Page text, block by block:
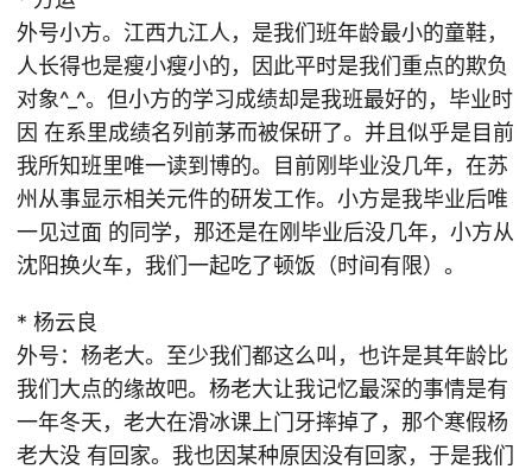
外号小方。江西九江人，是我们班年龄最小的童鞋，
人长得也是瘦小瘦小的，因此平时是我们重点的欺负
对象^_^。但小方的学习成绩却是我班最好的，毕业时
因 在系里成绩名列前茅而被保研了。并且似乎是目前
我所知班里唯一读到博的。目前刚毕业没几年，在苏
州从事显示相关元件的研发工作。小方是我毕业后唯
一见过面 的同学，那还是在刚毕业后没几年，小方从
沈阳换火车，我们一起吃了顿饭（时间有限）。
* 杨云良
外号：杨老大。至少我们都这么叫，也许是其年龄比
我们大点的缘故吧。杨老大让我记忆最深的事情是有
一年冬天，老大在滑冰课上门牙摔掉了，那个寒假杨
老大没 有回家。我也因某种原因没有回家，于是我们